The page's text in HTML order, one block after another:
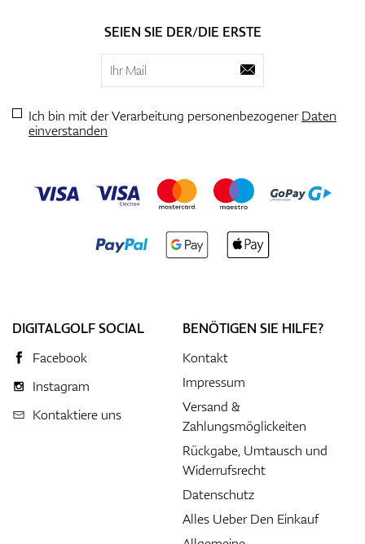
SEIEN SIE DER/DIE ERSTE
Ich bin mit der Verarbeitung personenbezogenerDaten
einverstanden
DIGITALGOLF SOCIAL
Facebook
Instagram
Kontaktiere uns
BENÖTIGEN SIE HILFE?
Kontakt
Impressum
Versand &
Zahlungsmöglickeiten
Rückgabe, Umtausch und
Widerrufsrecht
Datenschutz
Alles Ueber Den Einkauf